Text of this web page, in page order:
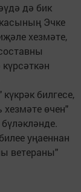
дә бик
Эчке
хезмәте,
билгесе,
өчен"
уңаеннан
ветераны"